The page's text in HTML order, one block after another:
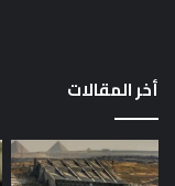
أخر المقالات